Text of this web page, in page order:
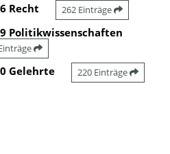
Recht 262 Einträge
Politikwissenschaften
Gelehrte 220 Einträge